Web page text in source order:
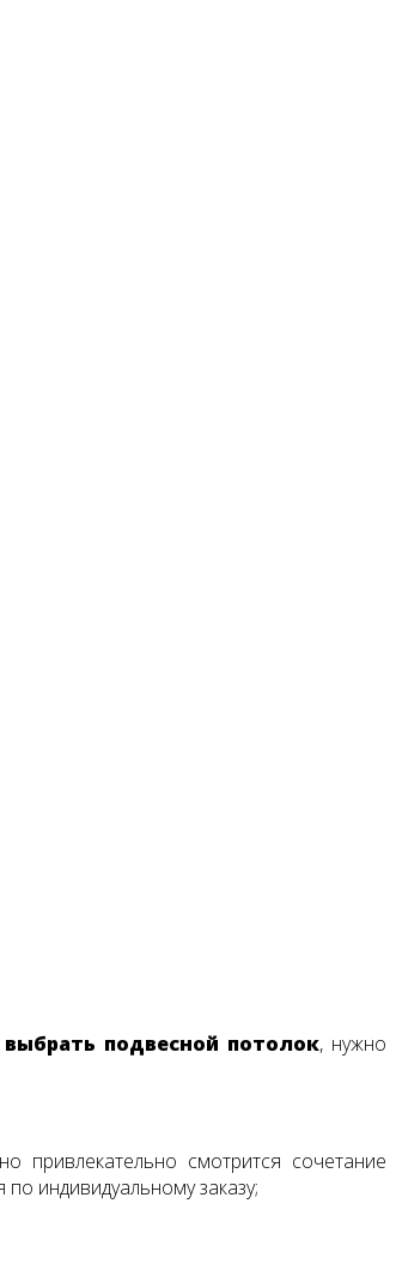
подвесной потолок, нужно
привлекательно смотрится сочетание
индивидуальному заказу;